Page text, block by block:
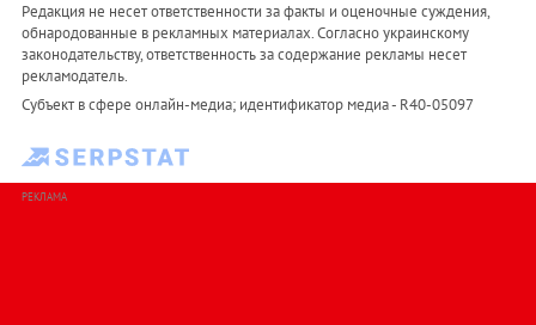
Редакция не несет ответственности за факты и оценочные суждения,
обнародованные в рекламных материалах. Согласно украинскому
законодательству, ответственность за содержание рекламы несет
рекламодатель.
Субъект в сфере онлайн-медиа; идентификатор медиа - R40-05097
РЕКЛАМА